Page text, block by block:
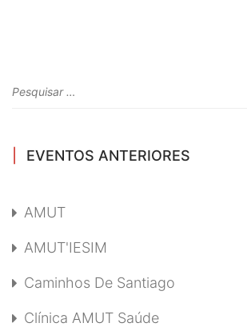
EVENTOS ANTERIORES
AMUT
AMUT'IESIM
Caminhos De Santiago
Clínica AMUT Saúde